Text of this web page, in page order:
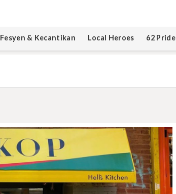
Fesyen & Kecantikan Local Heroes 62 Pride